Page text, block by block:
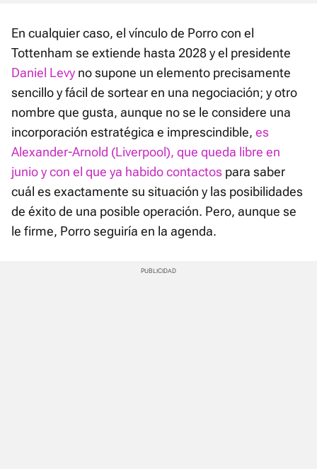
En cualquier caso, el vínculo de Porro con el
Tottenham se extiende hasta 2028 y el presidente
Daniel Levy no supone un elemento precisamente
sencillo y fácil de sortear en una negociación; y otro
nombre que gusta, aunque no se le considere una
incorporación estratégica e imprescindible, es
Alexander-Arnold (Liverpool), que queda libre en
junio y con el que ya habido contactos para saber
cuál es exactamente su situación y las posibilidades
de éxito de una posible operación. Pero, aunque se
le firme, Porro seguiría en la agenda.